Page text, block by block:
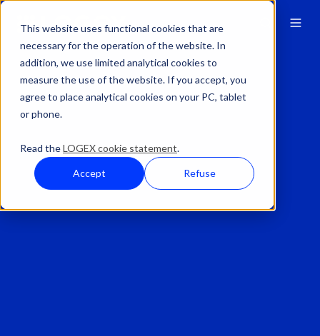
This website uses functional cookies that are
necessary for the operation of the website. In
addition, we use limited analytical cookies to
measure the use of the website. If you accept, you
agree to place analytical cookies on your PC, tablet
or phone.
Read theLOGEX cookie statement.
Accept Refuse